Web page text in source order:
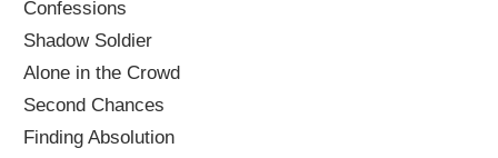
Confessions
Shadow Soldier
Alone in the Crowd
Second Chances
Finding Absolution